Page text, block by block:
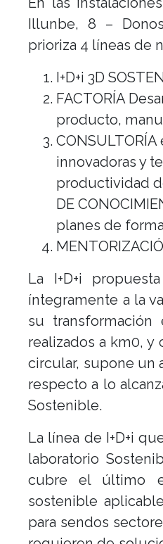
Illunbe, 8 –
prioriza 4 líneas de
I+D+i 3D
FACTORÍA
producto,
innovadoras y
productividad
DE
planes de
La I+D+i
íntegramente a la
su
realizados a km0,
circular, supone un
respecto a lo
Sostenible.
La línea de I+D+i
laboratorio
cubre el último
sostenible
para sendos